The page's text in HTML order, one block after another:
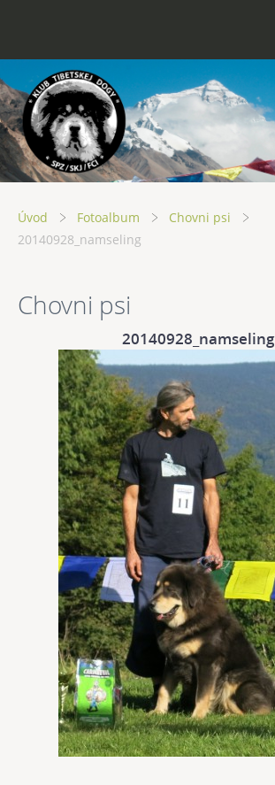
Úvod Fotoalbum
Chovni psi
20140928_namseling
Chovni psi
20140928_namseling